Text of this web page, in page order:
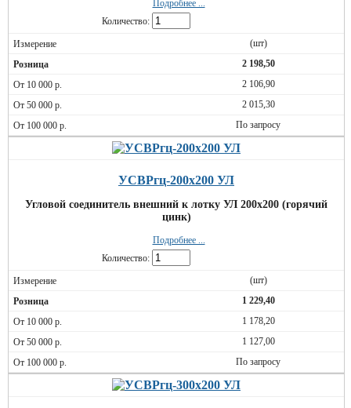
Подробнее ...
Количество:
(шт)
2 198,50
2 106,90
2 015,30
По запросу
УСВРгц-200х200 УЛ
Угловой соединитель внешний к лотку УЛ 200х200 (горячий
цинк)
Подробнее ...
Количество:
(шт)
1 229,40
1 178,20
1 127,00
По запросу